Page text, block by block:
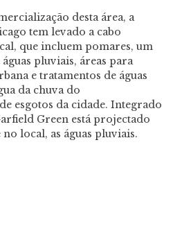
desta área, a
tem levado a cabo
que incluem pomares, um
pluviais, áreas para
e tratamentos de águas
da chuva do
esgotos da cidade. Integrado
Green está projectado
no local, as águas pluviais.